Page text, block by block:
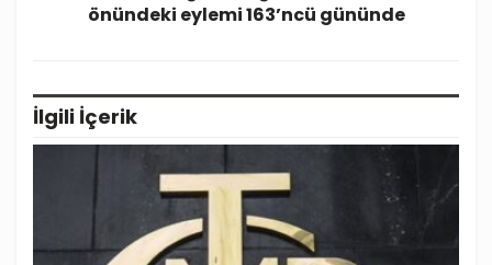
önündeki eylemi 163’ncü gününde
İlgili İçerik